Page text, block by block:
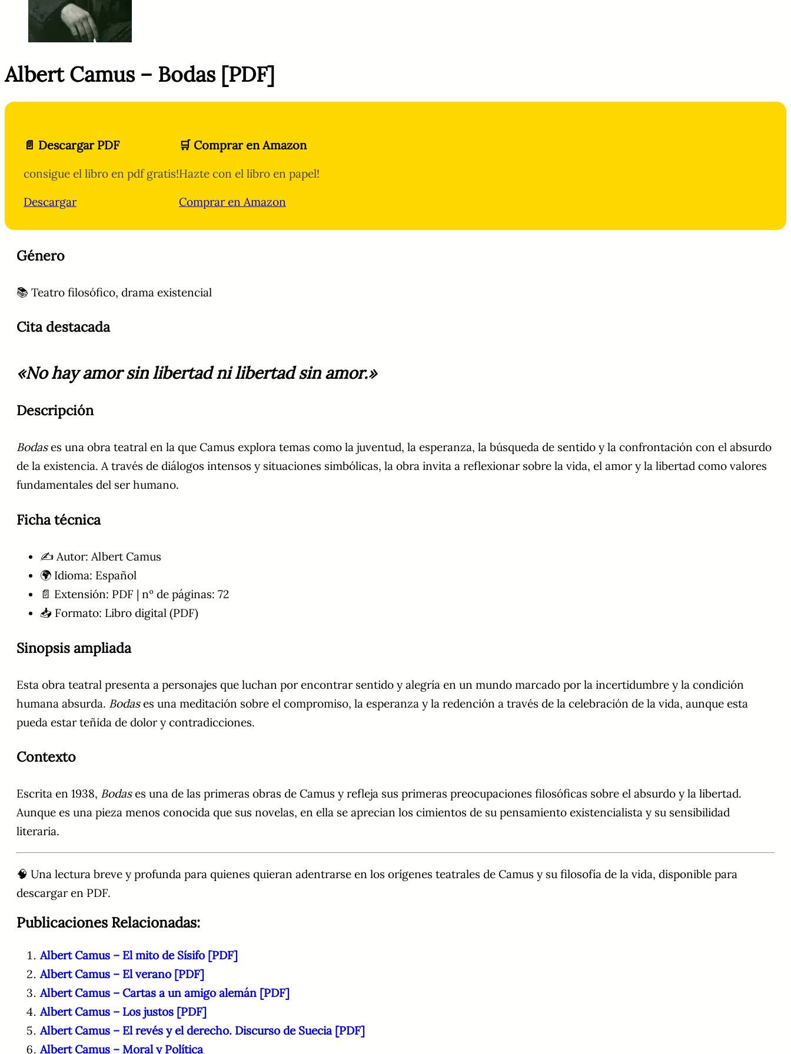
Albert Camus – Bodas [PDF]
📄 Descargar PDF
consigue el libro en pdf gratis!
Descargar
🛒 Comprar en Amazon
Hazte con el libro en papel!
Comprar en Amazon
Género
📚 Teatro filosófico, drama existencial
Cita destacada
«No hay amor sin libertad ni libertad sin amor.»
Descripción
Bodases una obra teatral en la que Camus explora temas como la juventud, la esperanza, la búsqueda de sentido y la confrontación con el absurdo
de la existencia. A través de diálogos intensos y situaciones simbólicas, la obra invita a reflexionar sobre la vida, el amor y la libertad como valores
fundamentales del ser humano.
Ficha técnica
✍️ Autor: Albert Camus
🌍 Idioma: Español
📄 Extensión: PDF | nº de páginas: 72
📥 Formato: Libro digital (PDF)
Sinopsis ampliada
Esta obra teatral presenta a personajes que luchan por encontrar sentido y alegría en un mundo marcado por la incertidumbre y la condición
humana absurda. Bodases una meditación sobre el compromiso, la esperanza y la redención a través de la celebración de la vida, aunque esta
pueda estar teñida de dolor y contradicciones.
Contexto
Escrita en 1938, Bodases una de las primeras obras de Camus y refleja sus primeras preocupaciones filosóficas sobre el absurdo y la libertad.
Aunque es una pieza menos conocida que sus novelas, en ella se aprecian los cimientos de su pensamiento existencialista y su sensibilidad
literaria.
🧠 Una lectura breve y profunda para quienes quieran adentrarse en los orígenes teatrales de Camus y su filosofía de la vida, disponible para
descargar en PDF.
Publicaciones Relacionadas:
Albert Camus – El mito de Sísifo [PDF]
Albert Camus – El verano [PDF]
Albert Camus – Cartas a un amigo alemán [PDF]
Albert Camus – Los justos [PDF]
Albert Camus – El revés y el derecho. Discurso de Suecia [PDF]
Albert Camus – Moral y Política